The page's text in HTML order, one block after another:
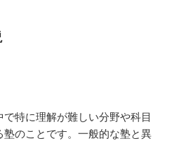
特に理解が難しい分野や科目
塾のことです。一般的な塾と異